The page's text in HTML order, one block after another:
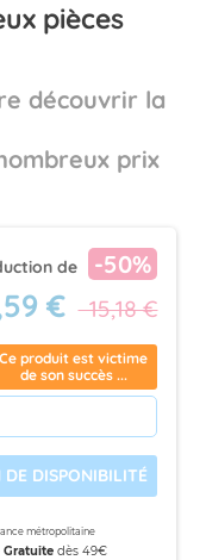
pièces
découvrir la
prix
de -50%
€ 15,18 €
Ce produit est victime
de son succès ...
DISPONIBILITÉ
métropolitaine
Gratuitedès 49€